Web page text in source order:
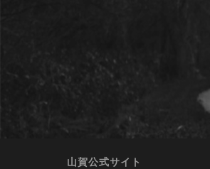
山賀公式サイト